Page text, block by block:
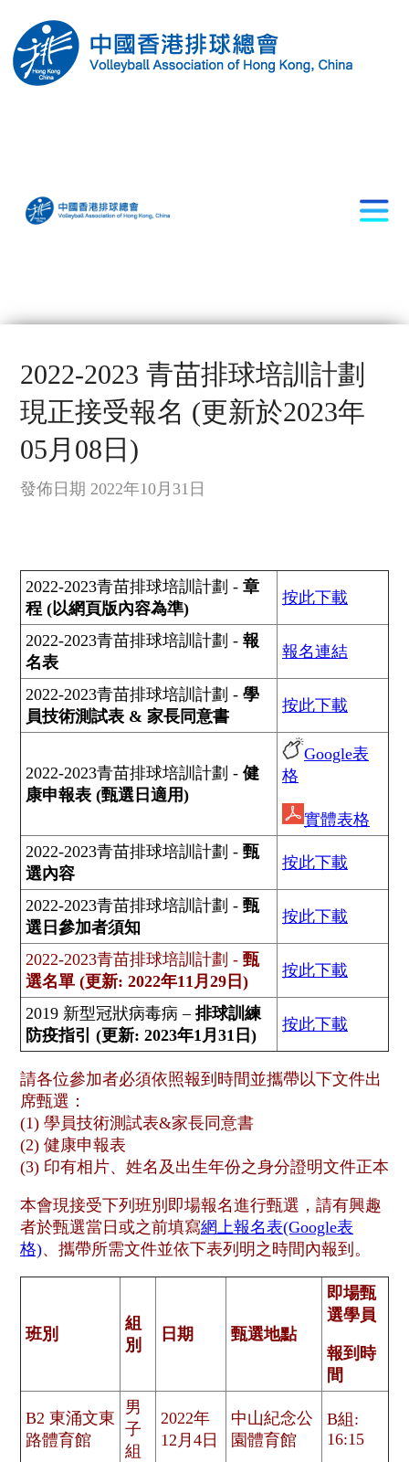
2022-2023 青苗排球培訓計劃
現正接受報名 (更新於2023年
05月08日)
發佈日期 2022年10月31日
2022-2023青苗排球培訓計劃 - 章
程 (以網頁版內容為準)
按此下載
2022-2023青苗排球培訓計劃 - 報
名表
報名連結
2022-2023青苗排球培訓計劃 - 學
員技術測試表 & 家長同意書
按此下載
2022-2023青苗排球培訓計劃 - 健
康申報表 (甄選日適用)
Google表
格
實體表格
2022-2023青苗排球培訓計劃 - 甄
選內容
按此下載
2022-2023青苗排球培訓計劃 - 甄
選日參加者須知
按此下載
2022-2023青苗排球培訓計劃 - 甄
選名單 (更新: 2022年11月29日)
按此下載
2019 新型冠狀病毒病 – 排球訓練
防疫指引 (更新: 2023年1月31日)
按此下載
請各位參加者必須依照報到時間並攜帶以下文件出
席甄選：
(1) 學員技術測試表&家長同意書
(2) 健康申報表
(3) 印有相片、姓名及出生年份之身分證明文件正本
本會現接受下列班別即場報名進行甄選，請有興趣
者於甄選當日或之前填寫網上報名表(Google表
格)、攜帶所需文件並依下表列明之時間內報到。
班別
組
別
日期 甄選地點
即場甄
選學員
報到時
間
B2 東涌文東
路體育館
男
子
組
2022年
12月4日
中山紀念公
園體育館
B組:
16:15